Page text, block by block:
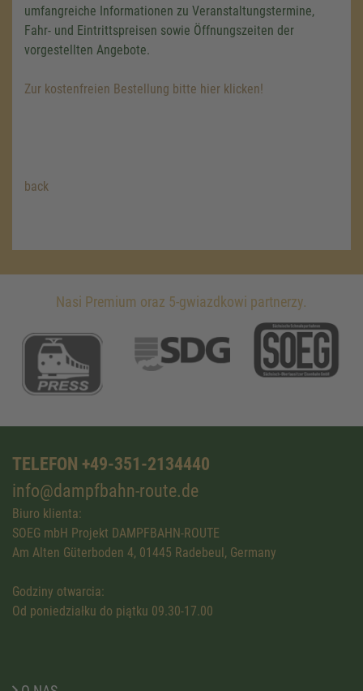
umfangreiche Informationen zu Veranstaltungstermine,
Fahr- und Eintrittspreisen sowie Öffnungszeiten der
vorgestellten Angebote.
Zur kostenfreien Bestellung bitte hier klicken!
back
Nasi Premium oraz 5-gwiazdkowi partnerzy.
TELEFON +49-351-2134440
info@dampfbahn-route.de
Biuro klienta:
SOEG mbH Projekt DAMPFBAHN-ROUTE
Am Alten Güterboden 4, 01445 Radebeul, Germany
Godziny otwarcia:
Od poniedziałku do piątku 09.30-17.00